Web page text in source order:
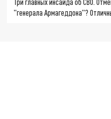
"генерала Армагеддона"?